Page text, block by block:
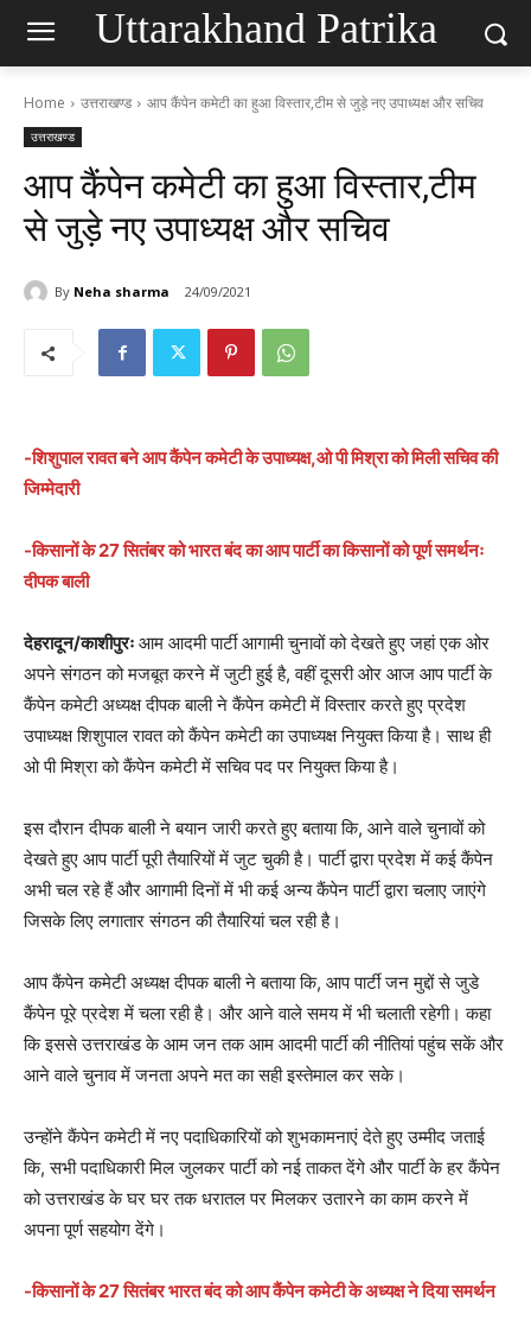
Uttarakhand Patrika
Home उत्तराखण्ड आप कैंपेन कमेटी का हुआ विस्तार,टीम से जुड़े नए उपाध्यक्ष और सचिव
उत्तराखण्ड
आप कैंपेन कमेटी का हुआ विस्तार,टीम
से जुड़े नए उपाध्यक्ष और सचिव
By Neha sharma 24/09/2021
-शिशुपाल रावत बने आप कैंपेन कमेटी के उपाध्यक्ष,ओ पी मिश्रा को मिली सचिव की
जिम्मेदारी
-किसानों के 27 सितंबर को भारत बंद का आप पार्टी का किसानों को पूर्ण समर्थनः
दीपक बाली
देहरादून/काशीपुरः आम आदमी पार्टी आगामी चुनावों को देखते हुए जहां एक ओर
अपने संगठन को मजबूत करने में जुटी हुई है, वहीं दूसरी ओर आज आप पार्टी के
कैंपेन कमेटी अध्यक्ष दीपक बाली ने कैंपेन कमेटी में विस्तार करते हुए प्रदेश
उपाध्यक्ष शिशुपाल रावत को कैंपेन कमेटी का उपाध्यक्ष नियुक्त किया है। साथ ही
ओ पी मिश्रा को कैंपेन कमेटी में सचिव पद पर नियुक्त किया है।
इस दौरान दीपक बाली ने बयान जारी करते हुए बताया कि, आने वाले चुनावों को
देखते हुए आप पार्टी पूरी तैयारियों में जुट चुकी है। पार्टी द्वारा प्रदेश में कई कैंपेन
अभी चल रहे हैं और आगामी दिनों में भी कई अन्य कैंपेन पार्टी द्वारा चलाए जाएंगे
जिसके लिए लगातार संगठन की तैयारियां चल रही है।
आप कैंपेन कमेटी अध्यक्ष दीपक बाली ने बताया कि, आप पार्टी जन मुद्दों से जुडे
कैंपेन पूरे प्रदेश में चला रही है। और आने वाले समय में भी चलाती रहेगी। कहा
कि इससे उत्तराखंड के आम जन तक आम आदमी पार्टी की नीतियां पहुंच सकें और
आने वाले चुनाव में जनता अपने मत का सही इस्तेमाल कर सके।
उन्होंने कैंपेन कमेटी में नए पदाधिकारियों को शुभकामनाएं देते हुए उम्मीद जताई
कि, सभी पदाधिकारी मिल जुलकर पार्टी को नई ताकत देंगे और पार्टी के हर कैंपेन
को उत्तराखंड के घर घर तक धरातल पर मिलकर उतारने का काम करने में
अपना पूर्ण सहयोग देंगे।
-किसानों के 27 सितंबर भारत बंद को आप कैंपेन कमेटी के अध्यक्ष ने दिया समर्थन